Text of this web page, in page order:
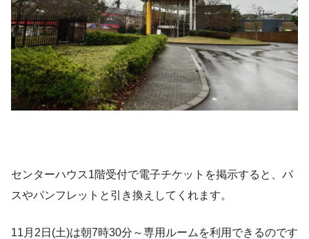
センターハウス1階受付で電子チケットを掲示すると、パ
スやパンフレットと引き換えしてくれます。
11月2日(土)は朝7時30分～専用ルームを利用できるのです